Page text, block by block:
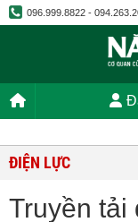
096.999.8822 -
ĐIỆN LỰC
Truyền